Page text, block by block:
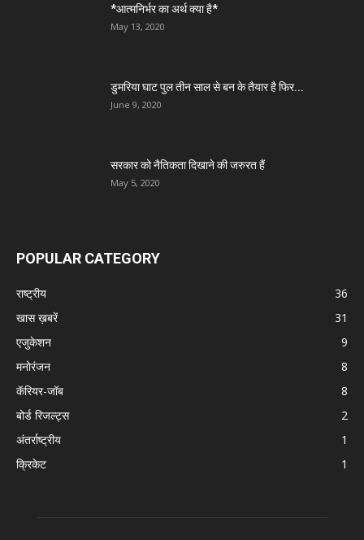
*आत्मनिर्भर का अर्थ क्या है*
May 13, 2020
डुमरिया घाट पुल तीन साल से बन के तैयार है फिर...
June 9, 2020
सरकार को नैतिकता दिखाने की जरुरत हैं
May 5, 2020
POPULAR CATEGORY
राष्ट्रीय
36
खास ख़बरें
31
एजुकेशन
9
मनोरंजन
8
कॅरियर-जॉब
8
बोर्ड रिजल्ट्स
2
अंतर्राष्ट्रीय
1
क्रिकेट
1